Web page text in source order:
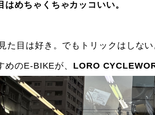
はめちゃくちゃカッコいい。
た目は好き。でもトリックはしない
めのE-BIKEが、 LORO